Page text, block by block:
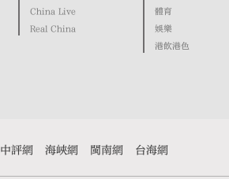
China Live
Real China
體育
娛樂
港飲港色
中評網 海峽網 閩南網 台海網